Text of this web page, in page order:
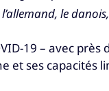
le
19 – avec
et ses capacités